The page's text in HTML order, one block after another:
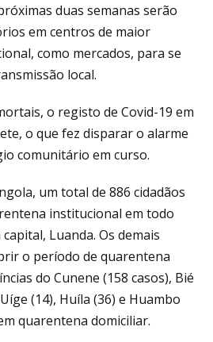
duas semanas serão
em centros de maior
como mercados, para se
local.
o registo de Covid-19 em
o que fez disparar o alarme
comunitário em curso.
um total de 886 cidadãos
institucional em todo
Luanda. Os demais
o período de quarentena
do Cunene (158 casos), Bié
(14), Huíla (36) e Huambo
quarentena domiciliar.